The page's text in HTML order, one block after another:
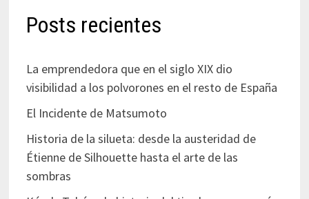
Posts recientes
La emprendedora que en el siglo XIX dio
visibilidad a los polvorones en el resto de España
El Incidente de Matsumoto
Historia de la silueta: desde la austeridad de
Étienne de Silhouette hasta el arte de las
sombras